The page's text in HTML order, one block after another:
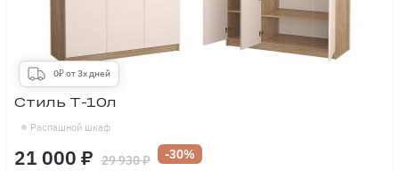
0₽ от 3х дней
Распашной шкаф
Стиль Т-10л
21 000 ₽ 29 930 ₽ -30%